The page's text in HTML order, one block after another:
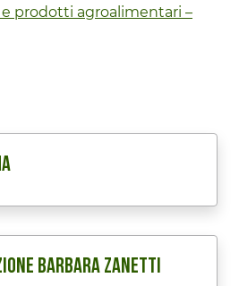
prodotti agroalimentari –
Barbara Zanetti